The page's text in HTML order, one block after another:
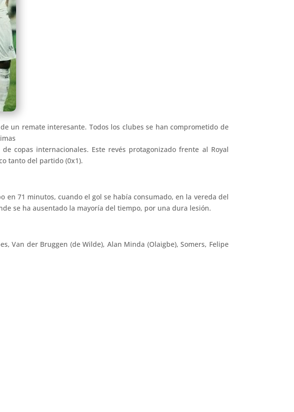
un remate interesante. Todos los clubes se han comprometido de
copas internacionales. Este revés protagonizado frente al Royal
tanto del partido (0x1).
71 minutos, cuando el gol se había consumado, en la vereda del
se ha ausentado la mayoría del tiempo, por una dura lesión.
Van der Bruggen (de Wilde), Alan Minda (Olaigbe), Somers, Felipe